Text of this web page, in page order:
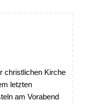
christlichen Kirche
letzten
am Vorabend